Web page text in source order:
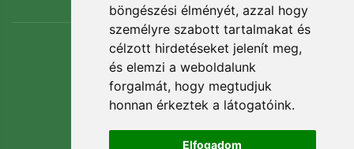
böngészési élményét, azzal hogy
személyre szabott tartalmakat és
célzott hirdetéseket jelenít meg,
és elemzi a weboldalunk
forgalmát, hogy megtudjuk
honnan érkeztek a látogatóink.
Elfogadom